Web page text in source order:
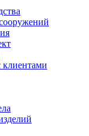
клиентами